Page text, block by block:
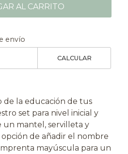
AL CARRITO
envío
CALCULAR
de la educación de tus
set para nivel inicial y
un mantel, servilleta y
de añadir el nombre
mayúscula para un